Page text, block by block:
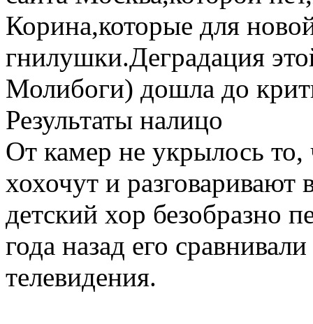
Корина,которые для
гнилушки.Деградация
Молибоги) дошла до
Результаты налицо
От камер не укрылось то,
хохочут и
детский хор безобразно
года назад его
телевидения.